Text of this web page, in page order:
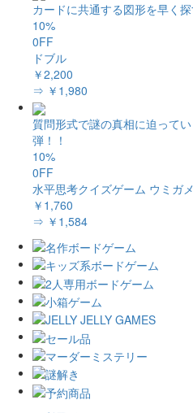
カードに共通する図形を早く
10%
0FF
ドブル
￥2,200
⇒ ￥1,980
質問形式で謎の真相に迫って
弾！！
10%
0FF
水平思考クイズゲーム ウミガ
￥1,760
⇒ ￥1,584